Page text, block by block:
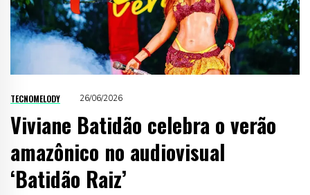
TECNOMELODY 26/06/2026
Viviane Batidão celebra o verão
amazônico no audiovisual
‘Batidão Raiz’